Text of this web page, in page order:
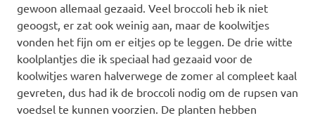
gewoon allemaal gezaaid. Veel broccoli heb ik niet
geoogst, er zat ook weinig aan, maar de koolwitjes
vonden het fijn om er eitjes op te leggen. De drie witte
koolplantjes die ik speciaal had gezaaid voor de
koolwitjes waren halverwege de zomer al compleet kaal
gevreten, dus had ik de broccoli nodig om de rupsen van
voedsel te kunnen voorzien. De planten hebben